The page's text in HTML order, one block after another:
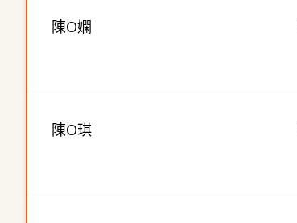
陳O嫻
陳O琪